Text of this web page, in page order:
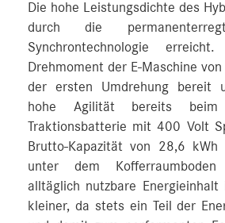
Die hohe Leistungsdichte des
durch die
Synchrontechnologie
Drehmoment der E-Maschine
der ersten Umdrehung bereit
hohe Agilität bereits beim
Traktionsbatterie mit 400 Volt
Brutto-Kapazität von 28,6
unter dem
alltäglich nutzbare
kleiner, da stets ein Teil der